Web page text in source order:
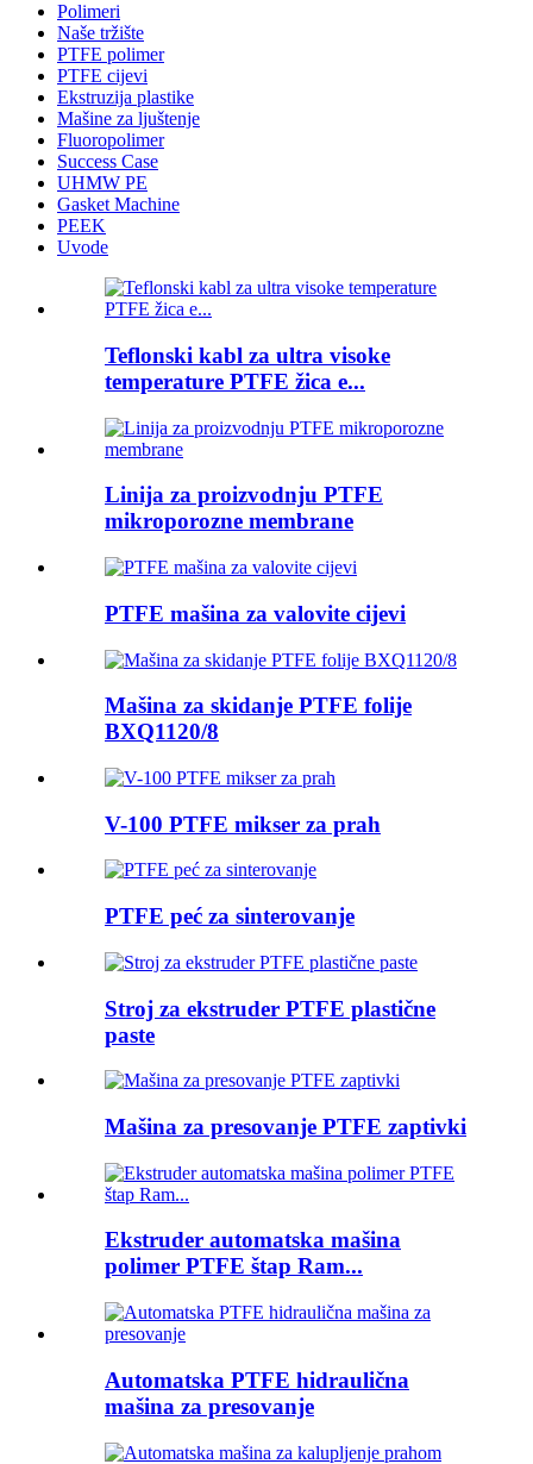
Polimeri
Naše tržište
PTFE polimer
PTFE cijevi
Ekstruzija plastike
Mašine za ljuštenje
Fluoropolimer
Success Case
UHMW PE
Gasket Machine
PEEK
Uvode
Teflonski kabl za ultra visoke
temperature PTFE žica e...
Linija za proizvodnju PTFE
mikroporozne membrane
PTFE mašina za valovite cijevi
Mašina za skidanje PTFE folije
BXQ1120/8
V-100 PTFE mikser za prah
PTFE peć za sinterovanje
Stroj za ekstruder PTFE plastične
paste
Mašina za presovanje PTFE zaptivki
Ekstruder automatska mašina
polimer PTFE štap Ram...
Automatska PTFE hidraulična
mašina za presovanje